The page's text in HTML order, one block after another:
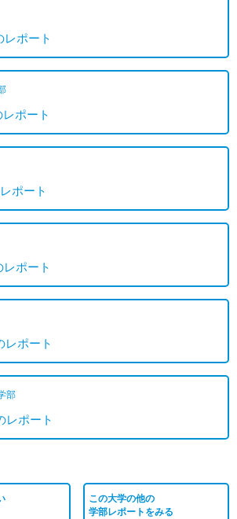
レポート
ポート
ポート
レポート
レポート
部
レポート
この大学の他の
学部レポートをみる